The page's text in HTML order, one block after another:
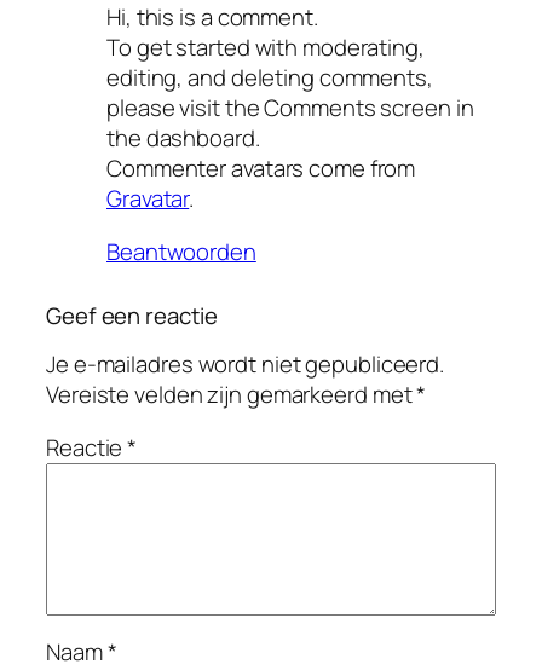
Hi, this is a comment.
To get started with moderating,
editing, and deleting comments,
please visit the Comments screen in
the dashboard.
Commenter avatars come from
Gravatar.
Beantwoorden
Geef een reactie
Je e-mailadres wordt niet gepubliceerd.
Vereiste velden zijn gemarkeerd met*
Reactie*
Naam*